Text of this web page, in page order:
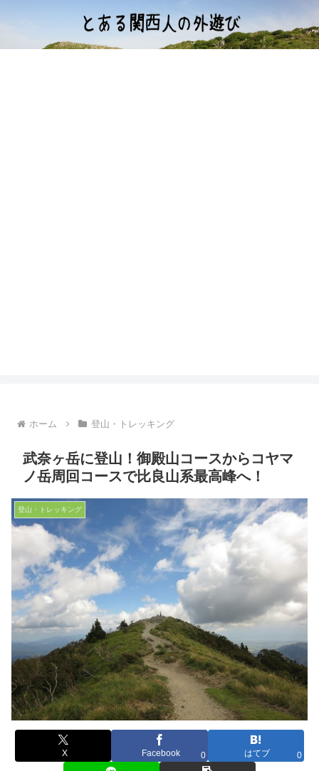
ホーム 登山・トレッキング
武奈ヶ岳に登山！御殿山コースからコヤマ
ノ岳周回コースで比良山系最高峰へ！
登山・トレッキング
X Facebook 0 はてブ 0